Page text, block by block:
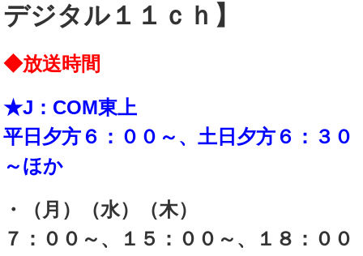
デジタル１１ｃｈ】
◆放送時間
★J：COM東上
平日夕方６：００～、土日夕方６：３０
～ほか
・（月）（水）（木）
７：００～、１５：００～、１８：００